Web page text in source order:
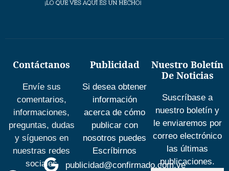
Contáctanos
Envíe sus
comentarios,
informaciones,
preguntas, dudas
y síguenos en
nuestras redes
sociales
Publicidad
Si desea obtener
información
acerca de cómo
publicar con
nosotros puedes
Escríbirnos
publicidad@confirmado.com.ve
Nuestro Boletín
De Noticias
Suscríbase a
nuestro boletín y
le enviaremos por
correo electrónico
las últimas
publicaciones.